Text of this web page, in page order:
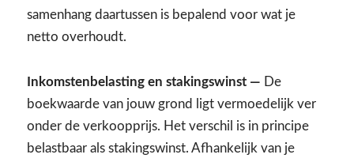
samenhang daartussen is bepalend voor wat je
netto overhoudt.
Inkomstenbelasting en stakingswinst — De
boekwaarde van jouw grond ligt vermoedelijk ver
onder de verkoopprijs. Het verschil is in principe
belastbaar als stakingswinst. Afhankelijk van je